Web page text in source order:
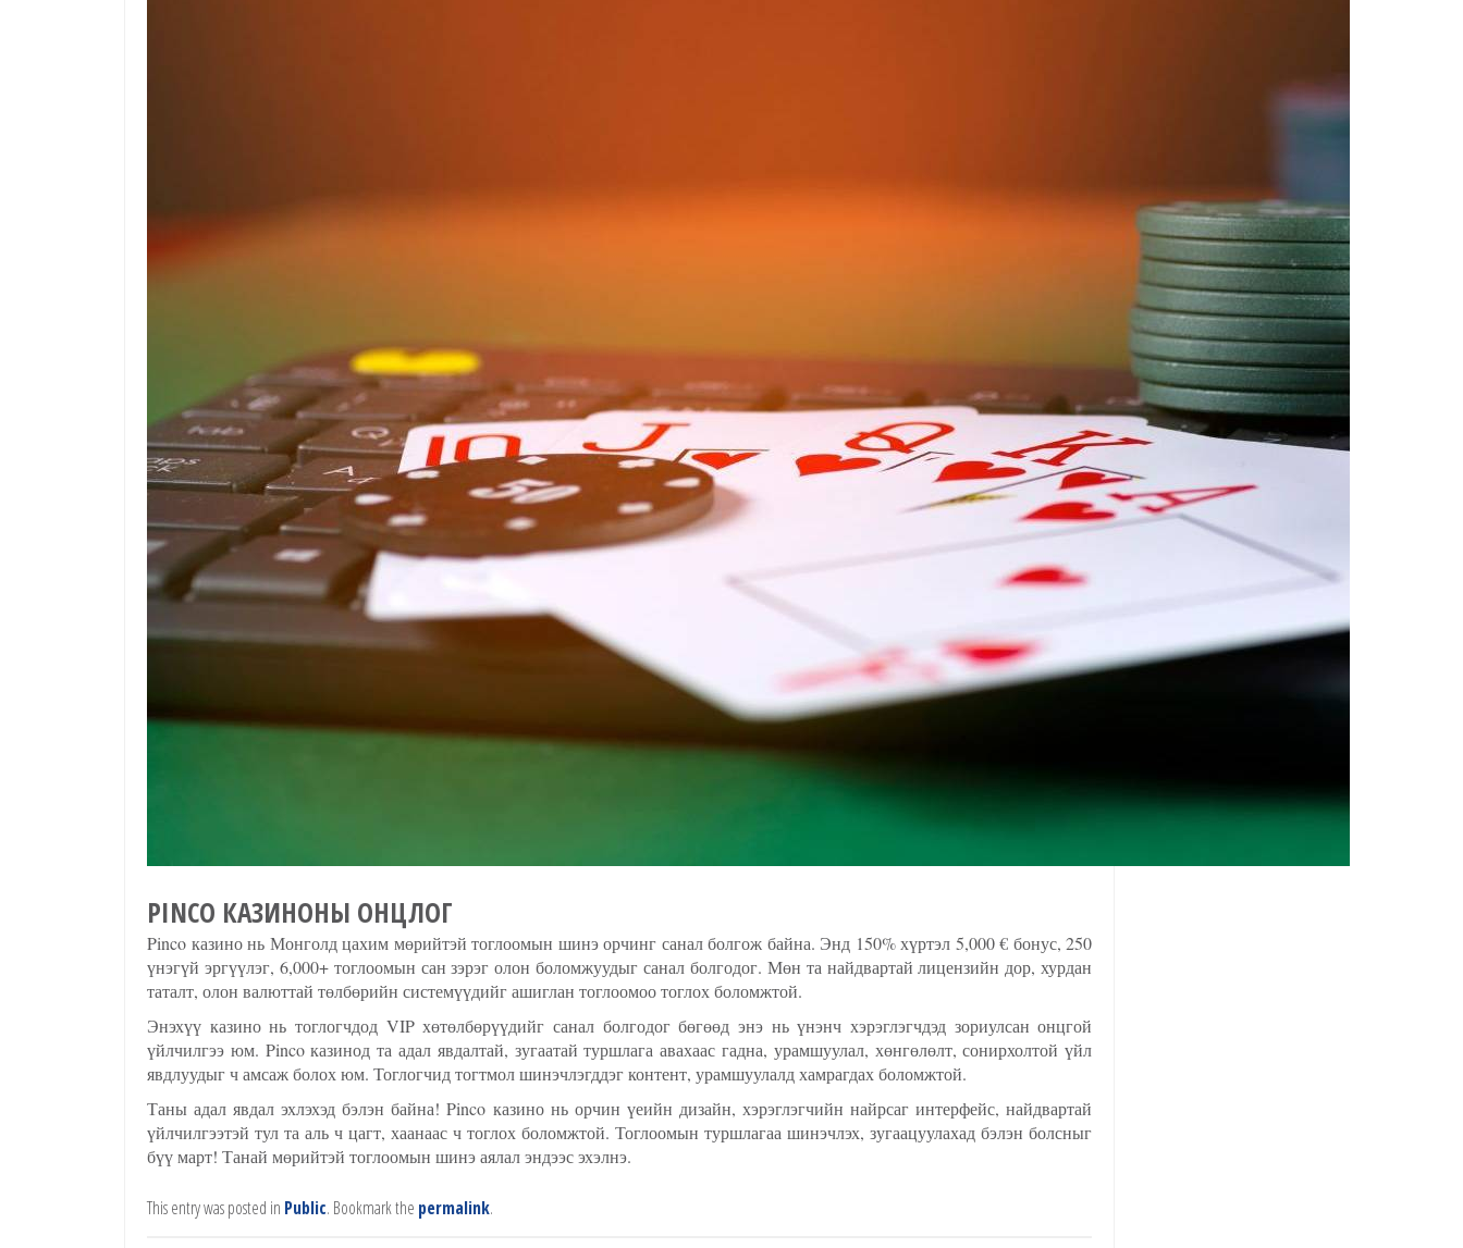
PINCO КАЗИНОНЫ ОНЦЛОГ
Pinco казино нь Монголд цахим мөрийтэй тоглоомын шинэ орчинг санал болгож байна. Энд 150% хүртэл 5,000 € бонус, 250
үнэгүй эргүүлэг, 6,000+ тоглоомын сан зэрэг олон боломжуудыг санал болгодог. Мөн та найдвартай лицензийн дор, хурдан
таталт, олон валюттай төлбөрийн системүүдийг ашиглан тоглоомоо тоглох боломжтой.
Энэхүү казино нь тоглогчдод VIP хөтөлбөрүүдийг санал болгодог бөгөөд энэ нь үнэнч хэрэглэгчдэд зориулсан онцгой
үйлчилгээ юм. Pinco казинод та адал явдалтай, зугаатай туршлага авахаас гадна, урамшуулал, хөнгөлөлт, сонирхолтой үйл
явдлуудыг ч амсаж болох юм. Тоглогчид тогтмол шинэчлэгддэг контент, урамшуулалд хамрагдах боломжтой.
Таны адал явдал эхлэхэд бэлэн байна! Pinco казино нь орчин үеийн дизайн, хэрэглэгчийн найрсаг интерфейс, найдвартай
үйлчилгээтэй тул та аль ч цагт, хаанаас ч тоглох боломжтой. Тоглоомын туршлагаа шинэчлэх, зугаацуулахад бэлэн болсныг
бүү март! Танай мөрийтэй тоглоомын шинэ аялал эндээс эхэлнэ.
This entry was posted in Public. Bookmark the permalink.